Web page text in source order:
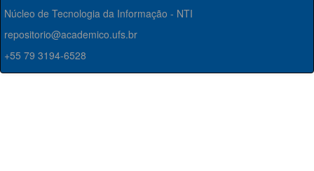
Núcleo de Tecnologia da Informação - NTI
repositorio@academico.ufs.br
+55 79 3194-6528